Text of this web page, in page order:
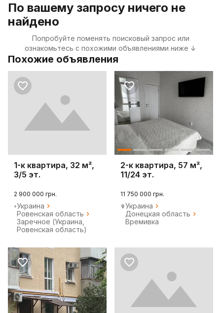
По вашему запросу ничего не
найдено
Попробуйте поменять поисковый запрос или
ознакомьтесь с похожими объявлениями ниже ↓
Похожие объявления
1-к квартира, 32 м²,
3/5 эт.
2 900 000 грн.
Украина
Ровенская область
Заречное (Украина,
Ровенская область)
2-к квартира, 57 м²,
11/24 эт.
11 750 000 грн.
Украина
Донецкая область
Времивка